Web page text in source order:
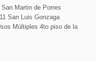
Martin de Porres
San Luis Gonzaga
Múltiples 4to piso de la